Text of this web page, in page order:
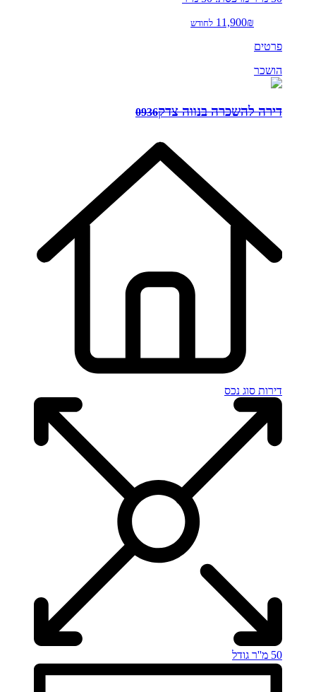
11,900₪ לחודש
פרטים
הושכר
דירה להשכרה בנווה צדק0936
דירות סוג נכס
50 מ''ר גודל